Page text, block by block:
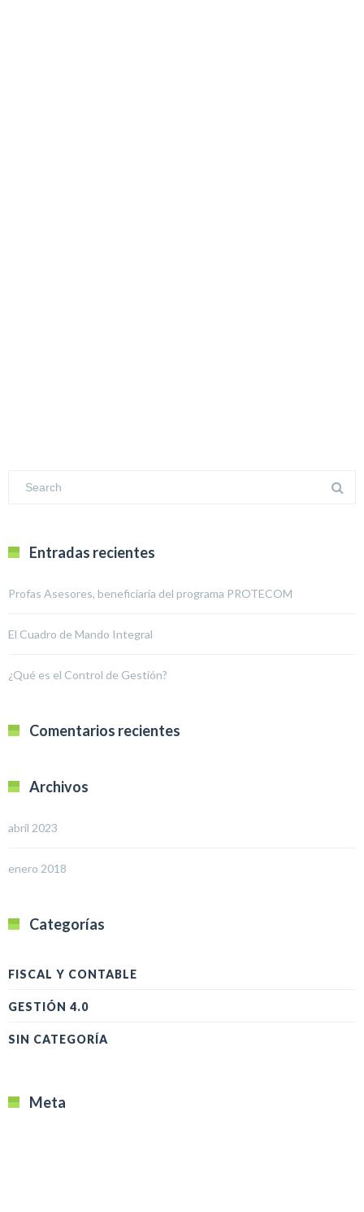
Entradas recientes
Profas Asesores, beneficiaria del programa PROTECOM
El Cuadro de Mando Integral
¿Qué es el Control de Gestión?
Comentarios recientes
Archivos
abril 2023
enero 2018
Categorías
FISCAL Y CONTABLE
GESTIÓN 4.0
SIN CATEGORÍA
Meta